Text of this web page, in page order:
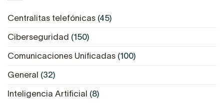
Centralitas telefónicas (45)
Ciberseguridad (150)
Comunicaciones Unificadas (100)
General (32)
Inteligencia Artificial (8)